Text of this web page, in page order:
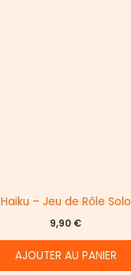
Haiku – Jeu de Rôle Solo
9,90 €
AJOUTER AU PANIER